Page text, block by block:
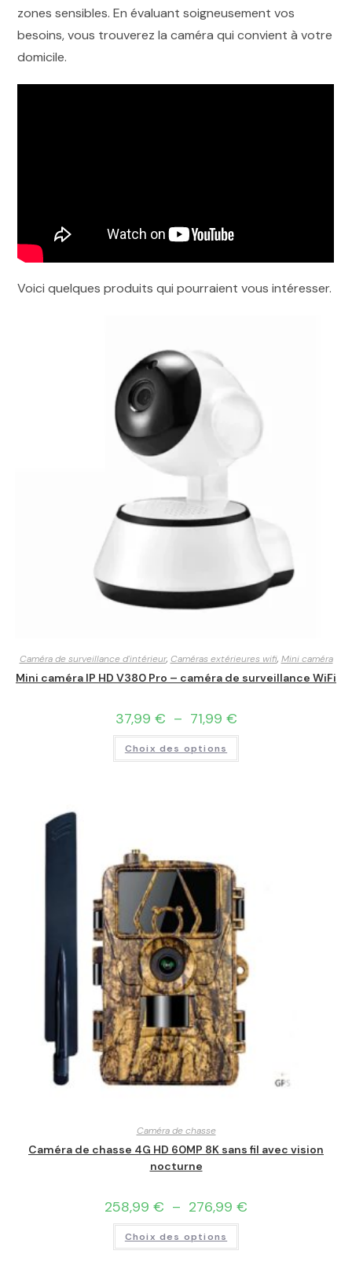
zones sensibles. En évaluant soigneusement vos
besoins, vous trouverez la caméra qui convient à votre
domicile.
Voici quelques produits qui pourraient vous intéresser.
Caméra de surveillance d'intérieur, Caméras extérieures wifi, Mini caméra
Mini caméra IP HD V380 Pro – caméra de surveillance WiFi
37,99 € – 71,99 €
Choix des options
Caméra de chasse
Caméra de chasse 4G HD 60MP 8K sans fil avec vision
nocturne
258,99 € – 276,99 €
Choix des options